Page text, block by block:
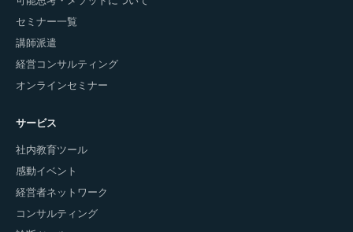
セミナー一覧
講師派遣
経営コンサルティング
オンラインセミナー
サービス
社内教育ツール
感動イベント
経営者ネットワーク
コンサルティング